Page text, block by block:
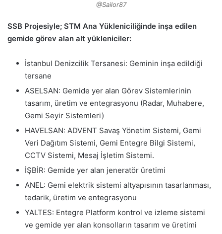
@Sailor87
SSB Projesiyle; STM Ana Yükleniciliğinde inşa edilen
gemide görev alan alt yükleniciler:
İstanbul Denizcilik Tersanesi: Geminin inşa edildiği
tersane
ASELSAN: Gemide yer alan Görev Sistemlerinin
tasarım, üretim ve entegrasyonu (Radar, Muhabere,
Gemi Seyir Sistemleri)
HAVELSAN: ADVENT Savaş Yönetim Sistemi, Gemi
Veri Dağıtım Sistemi, Gemi Entegre Bilgi Sistemi,
CCTV Sistemi, Mesaj İşletim Sistemi.
İŞBİR: Gemide yer alan jeneratör üretimi
ANEL: Gemi elektrik sistemi altyapısının tasarlanması,
tedarik, üretim ve entegrasyonu
YALTES: Entegre Platform kontrol ve izleme sistemi
ve gemide yer alan konsolların tasarım ve üretimi